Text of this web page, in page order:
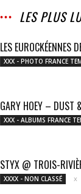
LES PLUS
LES EUROCKÉENNES
XXX - PHOTO FRANCE
GARY HOEY – DUST
XXX - ALBUMS FRANCE
STYX @ TROIS-
XXXX - NON CLASSÉ